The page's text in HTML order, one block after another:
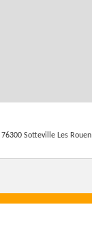
Sotteville Les Rouen